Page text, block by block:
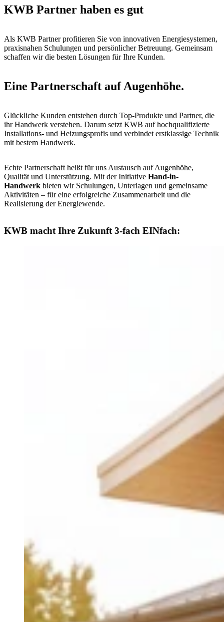
KWB Partner haben es gut
Als KWB Partner profitieren Sie von innovativen Energiesystemen,
praxisnahen Schulungen und persönlicher Betreuung. Gemeinsam
schaffen wir die besten Lösungen für Ihre Kunden.
Eine Partnerschaft auf Augenhöhe.
Glückliche Kunden entstehen durch Top-Produkte und Partner, die
ihr Handwerk verstehen. Darum setzt KWB auf hochqualifizierte
Installations- und Heizungsprofis und verbindet erstklassige Technik
mit bestem Handwerk.
Echte Partnerschaft heißt für uns Austausch auf Augenhöhe,
Qualität und Unterstützung. Mit der Initiative Hand-in-
Handwerk bieten wir Schulungen, Unterlagen und gemeinsame
Aktivitäten – für eine erfolgreiche Zusammenarbeit und die
Realisierung der Energiewende.
KWB macht Ihre Zukunft 3-fach EINfach: